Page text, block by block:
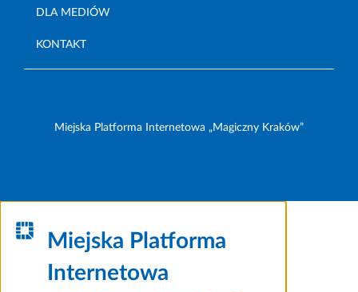
DLA MEDIÓW
KONTAKT
Miejska Platforma Internetowa „Magiczny Kraków”
Miejska Platforma
Internetowa